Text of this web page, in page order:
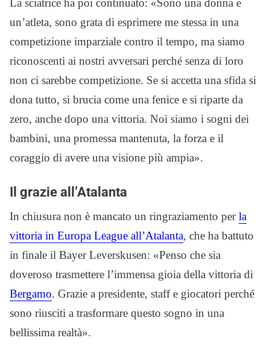
un’atleta, sono grata di esprimere me stessa in una
competizione imparziale contro il tempo, ma siamo
riconoscenti ai nostri avversari perché senza di loro
non ci sarebbe competizione. Se si accetta una sfida si
dona tutto, si brucia come una fenice e si riparte da
zero, anche dopo una vittoria. Noi siamo i sogni dei
bambini, una promessa mantenuta, la forza e il
coraggio di avere una visione più ampia».
Il grazie all’Atalanta
In chiusura non è mancato un ringraziamento perla
vittoria in Europa League all’Atalanta, che ha battuto
in finale il Bayer Leverskusen: «Penso che sia
doveroso trasmettere l’immensa gioia della vittoria di
Bergamo. Grazie a presidente, staff e giocatori perché
sono riusciti a trasformare questo sogno in una
bellissima realtà».